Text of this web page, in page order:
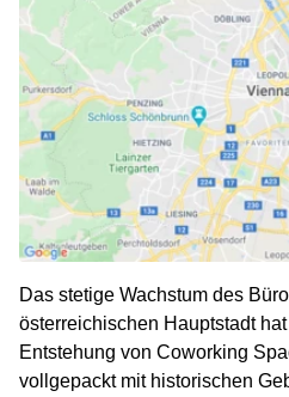
Das stetige Wachstum des
österreichischen Hauptstadt
Entstehung von Coworking
vollgepackt mit historischen